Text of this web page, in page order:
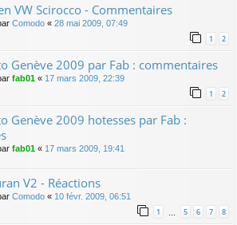
VW Scirocco - Commentaires
Comodo « 28 mai 2009, 07:49
1 2
Genève 2009 par Fab : commentaires
fab01 « 17 mars 2009, 22:39
1 2
Genève 2009 hotesses par Fab :
fab01 « 17 mars 2009, 19:41
V2 - Réactions
Comodo « 10 févr. 2009, 06:51
1 … 5 6 7 8